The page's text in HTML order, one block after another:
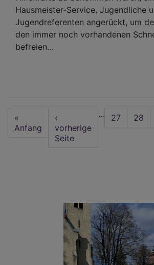
Hausmeister-Service, Jugendliche
Jugendreferenten angerückt, um
den immer noch vorhandenen
befreien...
Seitennummerierung
First
page
«
Anfang
Vorherige
Seite
‹
vorherige
Seite
… Seite
27 Seite
28